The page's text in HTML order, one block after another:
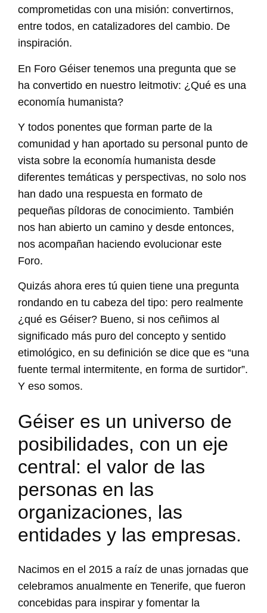
comprometidas con una misión: convertirnos,
entre todos, en catalizadores del cambio. De
inspiración.
En Foro Géiser tenemos una pregunta que se
ha convertido en nuestro leitmotiv: ¿Qué es una
economía humanista?
Y todos ponentes que forman parte de la
comunidad y han aportado su personal punto de
vista sobre la economía humanista desde
diferentes temáticas y perspectivas, no solo nos
han dado una respuesta en formato de
pequeñas píldoras de conocimiento. También
nos han abierto un camino y desde entonces,
nos acompañan haciendo evolucionar este
Foro.
Quizás ahora eres tú quien tiene una pregunta
rondando en tu cabeza del tipo: pero realmente
¿qué es Géiser? Bueno, si nos ceñimos al
significado más puro del concepto y sentido
etimológico, en su definición se dice que es “una
fuente termal intermitente, en forma de surtidor”.
Y eso somos.
Géiser es un universo de
posibilidades, con un eje
central: el valor de las
personas en las
organizaciones, las
entidades y las empresas.
Nacimos en el 2015 a raíz de unas jornadas que
celebramos anualmente en Tenerife, que fueron
concebidas para inspirar y fomentar la